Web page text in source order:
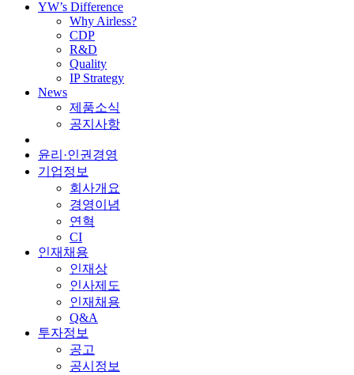
YW’s Difference
Why Airless?
CDP
R&D
Quality
IP Strategy
News
제품소식
공지사항
윤리·인권경영
기업정보
회사개요
경영이념
연혁
CI
인재채용
인재상
인사제도
인재채용
Q&A
투자정보
공고
공시정보